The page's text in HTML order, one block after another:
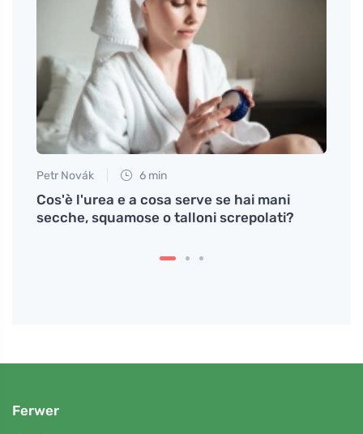
Petr Novák 6 min
Cos'è l'urea e a cosa serve se hai mani
secche, squamose o talloni screpolati?
Ferwer